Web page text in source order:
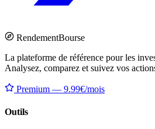
RendementBourse
La plateforme de référence pour les
Analysez, comparez et suivez vos
Premium — 9.99€/mois
Outils